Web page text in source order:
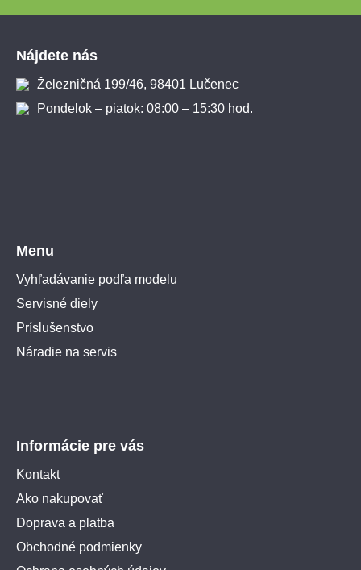
Nájdete nás
Železničná 199/46, 98401 Lučenec
Pondelok – piatok: 08:00 – 15:30 hod.
Menu
Vyhľadávanie podľa modelu
Servisné diely
Príslušenstvo
Náradie na servis
Informácie pre vás
Kontakt
Ako nakupovať
Doprava a platba
Obchodné podmienky